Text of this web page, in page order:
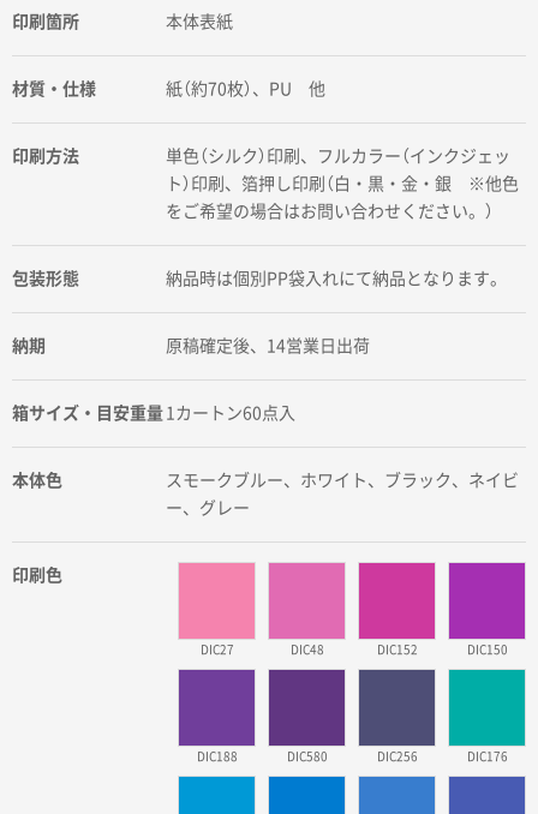
印刷箇所 本体表紙
材質・仕様 紙（約70枚）、PU 他
印刷方法
単色（シルク）印刷、フルカラー（インクジェッ
ト）印刷、箔押し印刷（白・黒・金・銀 ※他色
をご希望の場合はお問い合わせください。）
包装形態 納品時は個別PP袋入れにて納品となります。
納期 原稿確定後、14営業日出荷
箱サイズ・目安重量 1カートン60点入
本体色
スモークブルー、ホワイト、ブラック、ネイビ
ー、グレー
印刷色
DIC27 DIC48 DIC152 DIC150
DIC188 DIC580 DIC256 DIC176